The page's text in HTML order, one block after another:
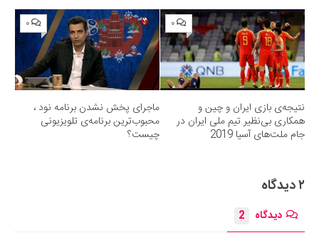
۰
نتیجه‌ی بازی ایران و چین و
همکاری بی‌نظیر تیم ملی ایران در
جام ملت‌های آسیا 2019
۰
ماجرای پخش نشدن برنامه نود ،
محبوب‌ترین برنامه‌ی تلویزیونی
چیست؟
۲ دیدگاه
دیدگاه 2